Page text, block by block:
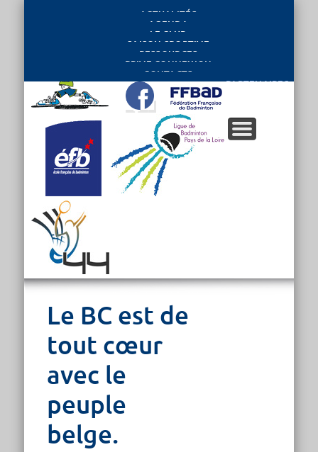
ACTUALITÉS
AGENDA
LE CLUB
SAISON SPORTIVE
RESSOURCES
PRIVE CONNEXION
CONTACTS
PARTENAIRES
Le BC est de
tout cœur
avec le
peuple
belge.